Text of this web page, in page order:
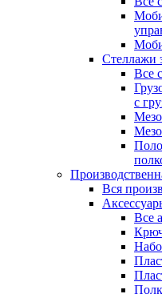
Стеллажи
Все
с
Вся
Все